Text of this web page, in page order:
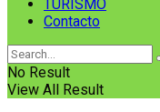
TURISMO
Contacto
No Result
View All Result